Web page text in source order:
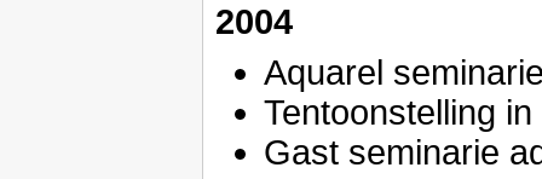
2004
Aquarel
Tentoonstelling in
Gast seminarie